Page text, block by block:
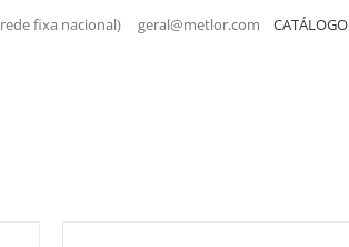
rede fixa nacional) geral@metlor.com CATÁLOGO